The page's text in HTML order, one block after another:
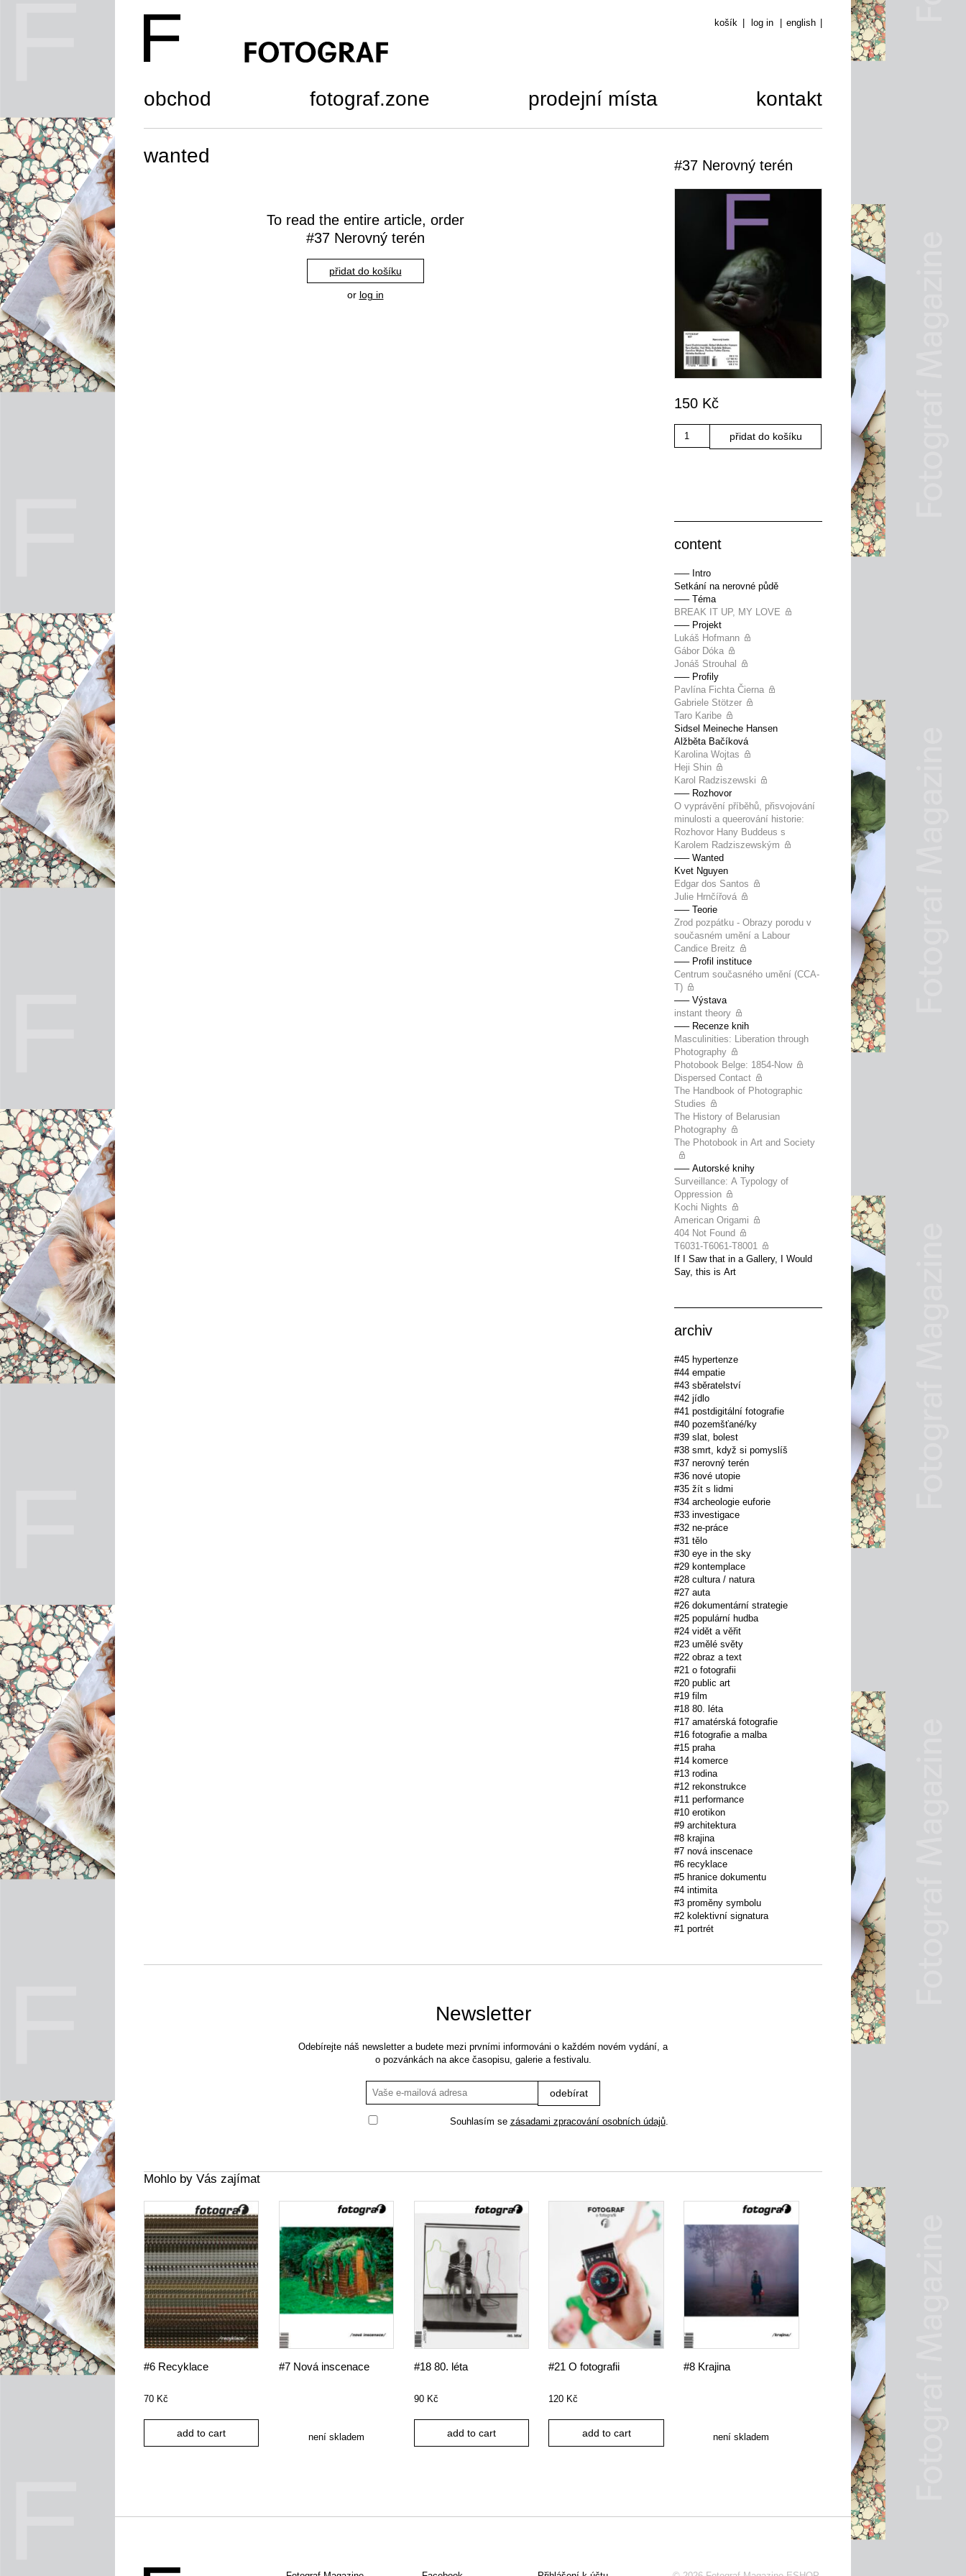
košík log in english
obchod fotograf.zone prodejní místa kontakt
wanted
To read the entire article, order
#37 Nerovný terén
přidat do košíku
or log in
#37 Nerovný terén
150 Kč
přidat do košíku
content
––– Intro
Setkání na nerovné půdě
––– Téma
BREAK IT UP, MY LOVE
––– Projekt
Lukáš Hofmann
Gábor Dóka
Jonáš Strouhal
––– Profily
Pavlína Fichta Čierna
Gabriele Stötzer
Taro Karibe
Sidsel Meineche Hansen
Alžběta Bačíková
Karolina Wojtas
Heji Shin
Karol Radziszewski
––– Rozhovor
O vyprávění příběhů, přisvojování
minulosti a queerování historie:
Rozhovor Hany Buddeus s
Karolem Radziszewským
––– Wanted
Kvet Nguyen
Edgar dos Santos
Julie Hrnčířová
––– Teorie
Zrod pozpátku - Obrazy porodu v
současném umění a Labour
Candice Breitz
––– Profil instituce
Centrum současného umění (CCA-
T)
––– Výstava
instant theory
––– Recenze knih
Masculinities: Liberation through
Photography
Photobook Belge: 1854-Now
Dispersed Contact
The Handbook of Photographic
Studies
The History of Belarusian
Photography
The Photobook in Art and Society
––– Autorské knihy
Surveillance: A Typology of
Oppression
Kochi Nights
American Origami
404 Not Found
T6031-T6061-T8001
If I Saw that in a Gallery, I Would
Say, this is Art
archiv
#45 hypertenze
#44 empatie
#43 sběratelství
#42 jídlo
#41 postdigitální fotografie
#40 pozemšťané/ky
#39 slat, bolest
#38 smrt, když si pomyslíš
#37 nerovný terén
#36 nové utopie
#35 žít s lidmi
#34 archeologie euforie
#33 investigace
#32 ne-práce
#31 tělo
#30 eye in the sky
#29 kontemplace
#28 cultura / natura
#27 auta
#26 dokumentární strategie
#25 populární hudba
#24 vidět a věřit
#23 umělé světy
#22 obraz a text
#21 o fotografii
#20 public art
#19 film
#18 80. léta
#17 amatérská fotografie
#16 fotografie a malba
#15 praha
#14 komerce
#13 rodina
#12 rekonstrukce
#11 performance
#10 erotikon
#9 architektura
#8 krajina
#7 nová inscenace
#6 recyklace
#5 hranice dokumentu
#4 intimita
#3 proměny symbolu
#2 kolektivní signatura
#1 portrét
Newsletter
Odebírejte náš newsletter a budete mezi prvními informováni o každém novém vydání, a
o pozvánkách na akce časopisu, galerie a festivalu.
Souhlasím se zásadami zpracování osobních údajů.
Mohlo by Vás zajímat
#6 Recyklace
70 Kč
add to cart
#7 Nová inscenace
není skladem
#18 80. léta
90 Kč
add to cart
#21 O fotografii
120 Kč
add to cart
#8 Krajina
není skladem